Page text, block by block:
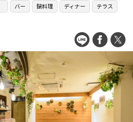
バー 鍋料理 ディナー
テラス